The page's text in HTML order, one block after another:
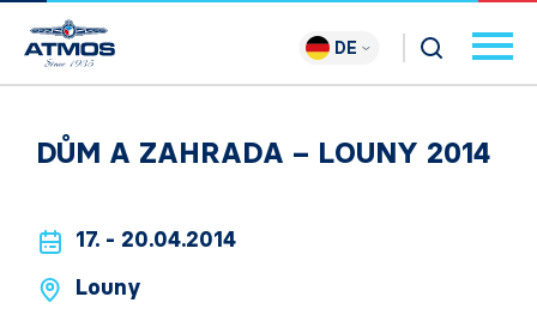
DE
DŮM A ZAHRADA – LOUNY 2014
17. - 20.04.2014
Louny